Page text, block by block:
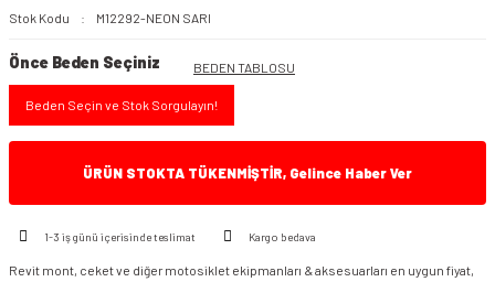
Stok Kodu M12292-NEON SARI
Önce Beden Seçiniz BEDEN TABLOSU
Beden Seçin ve Stok Sorgulayın!
ÜRÜN STOKTA TÜKENMİŞTİR, Gelince Haber Ver
1-3 iş günü içerisinde teslimat Kargo bedava
Revit mont, ceket ve diğer motosiklet ekipmanları & aksesuarları en uygun fiyat,